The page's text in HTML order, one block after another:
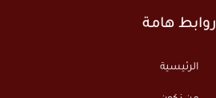
روابط هامة
الرئيسية